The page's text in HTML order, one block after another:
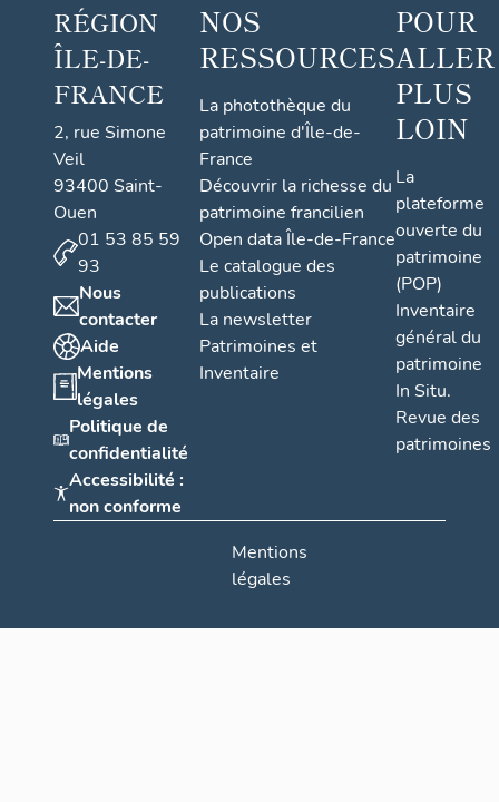
RÉGION
ÎLE-DE-
FRANCE
2, rue Simone
Veil
93400 Saint-
Ouen
01 53 85 59
93
Nous
contacter
Aide
Mentions
légales
Politique de
confidentialité
Accessibilité :
non conforme
NOS
RESSOURCES
La photothèque du
patrimoine d'Île-de-
France
Découvrir la richesse du
patrimoine francilien
Open data Île-de-France
Le catalogue des
publications
La newsletter
Patrimoines et
Inventaire
POUR
ALLER
PLUS
LOIN
La
plateforme
ouverte du
patrimoine
(POP)
Inventaire
général du
patrimoine
In Situ.
Revue des
patrimoines
Mentions
légales